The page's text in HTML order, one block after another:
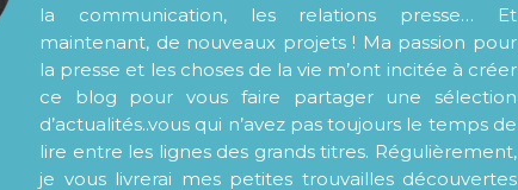
la communication, les relations presse… Et
maintenant, de nouveaux projets ! Ma passion pour
la presse et les choses de la vie m’ont incitée à créer
ce blog pour vous faire partager une sélection
d’actualités..vous qui n’avez pas toujours le temps de
lire entre les lignes des grands titres. Régulièrement,
je vous livrerai mes petites trouvailles découvertes